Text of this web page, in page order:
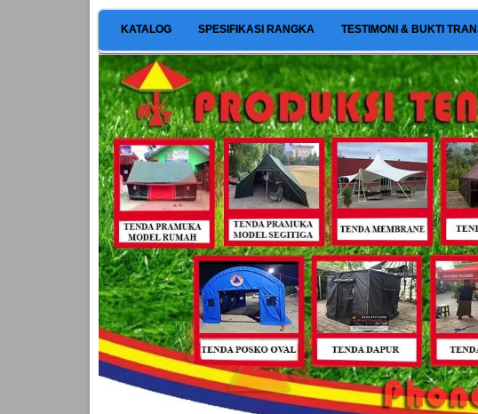
KATALOG SPESIFIKASI RANGKA TESTIMONI & BUKTI